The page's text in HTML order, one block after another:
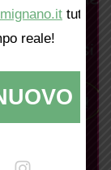
tutti i
reale!